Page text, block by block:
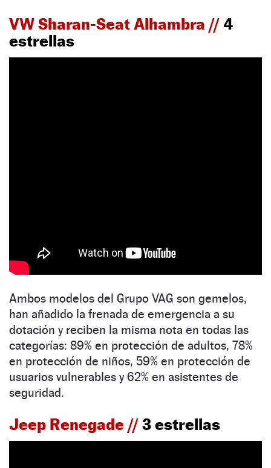
VW Sharan-Seat Alhambra // 4
estrellas
Ambos modelos del Grupo VAG son gemelos,
han añadido la frenada de emergencia a su
dotación y reciben la misma nota en todas las
categorías: 89% en protección de adultos, 78%
en protección de niños, 59% en protección de
usuarios vulnerables y 62% en asistentes de
seguridad.
Jeep Renegade //3 estrellas